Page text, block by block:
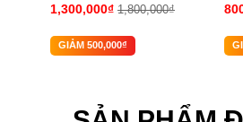
1,300,000₫ 1,800,000₫
GIẢM 500,000₫